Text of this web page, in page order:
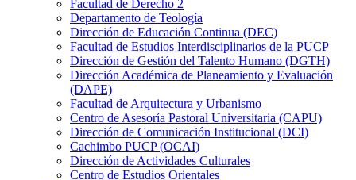
Facultad de Derecho 2
Departamento de Teología
Dirección de Educación Continua (DEC)
Facultad de Estudios Interdisciplinarios de la PUCP
Dirección de Gestión del Talento Humano (DGTH)
Dirección Académica de Planeamiento y Evaluación
(DAPE)
Facultad de Arquitectura y Urbanismo
Centro de Asesoría Pastoral Universitaria (CAPU)
Dirección de Comunicación Institucional (DCI)
Cachimbo PUCP (OCAI)
Dirección de Actividades Culturales
Centro de Estudios Orientales